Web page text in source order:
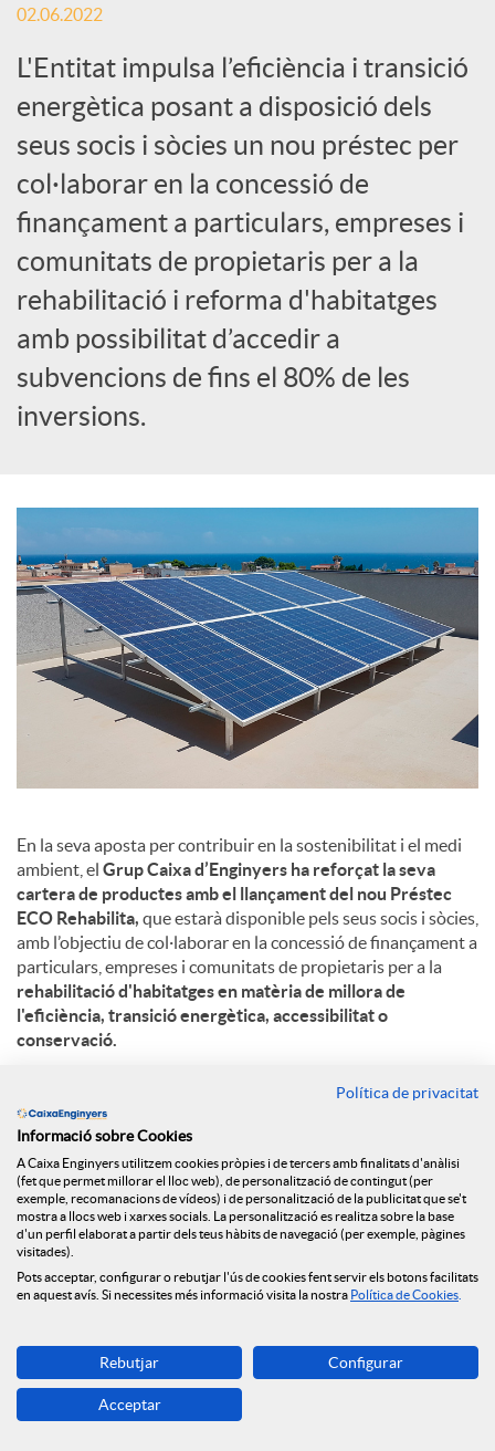
c
i
a
l
s
02.06.2022
L'Entitat impulsa l’eficiència i transició
energètica posant a disposició dels
seus socis i sòcies un nou préstec per
col·laborar en la concessió de
finançament a particulars, empreses i
comunitats de propietaris per a la
rehabilitació i reforma d'habitatges
amb possibilitat d’accedir a
subvencions de fins el 80% de les
inversions.
En la seva aposta per contribuir en la sostenibilitat i el medi
ambient, el Grup Caixa d’Enginyers ha reforçat la seva
cartera de productes amb el llançament del nou Préstec
ECO Rehabilita, que estarà disponible pels seus socis i sòcies,
amb l’objectiu de col·laborar en la concessió de finançament a
particulars, empreses i comunitats de propietaris per a la
rehabilitació d'habitatges en matèria de millora de
l'eficiència, transició energètica, accessibilitat o
conservació.
L'arribada dels fons Next Generation per a la rehabilitació
energètica dels edificis residencials i l’acord amb la
Generalitat de Catalunya i Caixa d’Enginyers entre d’altres
entitats financeres, suposa una oportunitat òptima per
aconseguir que els habitatges siguin més sostenibles.
Aquests fonsdestinaran concretament un total de 480
milions d’euros a Catalunya,per tal de millorar barris, edificis
i habitatges, com també per a la creació d’oficines de
rehabilitació. Tenen un potencial d’uns 25.000 habitatges/any
i 75.000 en total.
En aquest sentit, elPréstec ECO Rehabilitapermet invertir
en la reducció del consum d’energia no renovable i millorar el
rendiment de les instal·lacions. Els beneficis energètics,
ambientals, econòmics, socials i saludables que implica
Política de privacitat
Informació sobre Cookies
A Caixa Enginyers utilitzem cookies pròpies i de tercers amb finalitats d'anàlisi
(fet que permet millorar el lloc web), de personalització de contingut (per
exemple, recomanacions de vídeos) i de personalització de la publicitat que se't
mostra a llocs web i xarxes socials. La personalització es realitza sobre la base
d'un perfil elaborat a partir dels teus hàbits de navegació (per exemple, pàgines
visitades).
Pots acceptar, configurar o rebutjar l'ús de cookies fent servir els botons facilitats
en aquest avís. Si necessites més informació visita la nostra Política de Cookies
Rebutjar Configurar
Acceptar